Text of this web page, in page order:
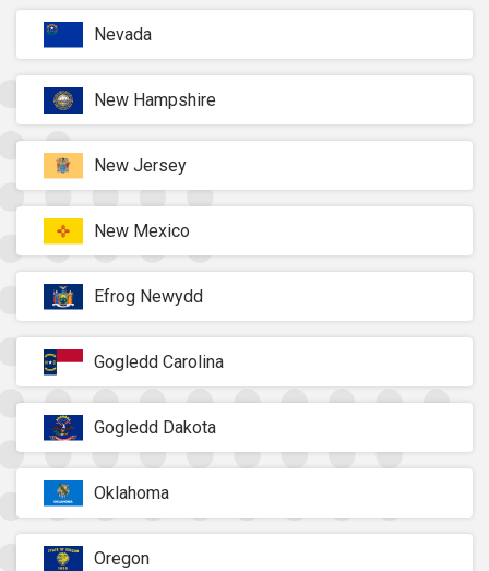
Nevada
New Hampshire
New Jersey
New Mexico
Efrog Newydd
Gogledd Carolina
Gogledd Dakota
Oklahoma
Oregon